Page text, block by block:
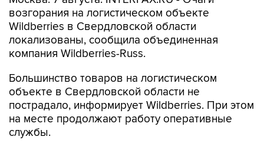
возгорания на логистическом объекте
Wildberries в Свердловской области
локализованы, сообщила объединенная
компания Wildberries-Russ.
Большинство товаров на логистическом
объекте в Свердловской области не
пострадало, информирует Wildberries. При этом
на месте продолжают работу оперативные
службы.